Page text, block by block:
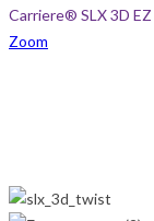
Carriere® SLX 3D
Zoom